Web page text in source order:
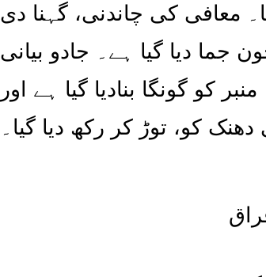
معافی کی چاندنی، گہنا دی
دیا گیا ہے۔ جادو بیانی
گونگا بنادیا گیا ہے اور
کو، توڑ کر رکھ دیا گیا۔